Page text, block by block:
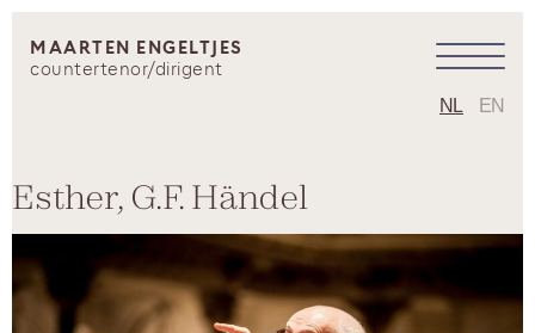
MAARTEN ENGELTJES
countertenor/dirigent
NL EN
Esther, G.F. Händel